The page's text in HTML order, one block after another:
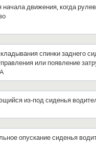
начала движения, когда
спинки заднего
или появление
из-под сиденья
опускание сиденья